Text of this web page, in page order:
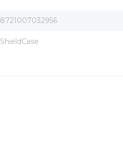
8721007032956
ShieldCase